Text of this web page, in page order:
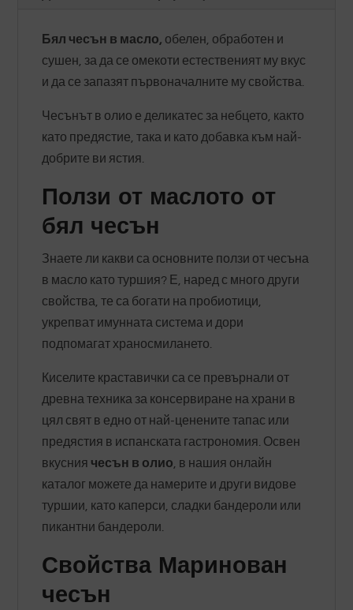
Бял чесън в масло, обелен, обработен и
сушен, за да се омекоти естественият му вкус
и да се запазят първоначалните му свойства.
Чесънът в олио е деликатес за небцето, както
като предястие, така и като добавка към най-
добрите ви ястия.
Ползи от маслото от
бял чесън
Знаете ли какви са основните ползи от чесъна
в масло като туршия? Е, наред с много други
свойства, те са богати на пробиотици,
укрепват имунната система и дори
подпомагат храносмилането.
Киселите краставички са се превърнали от
древна техника за консервиране на храни в
цял свят в едно от най-ценените тапас или
предястия в испанската гастрономия. Освен
вкусния чесън в олио , в нашия онлайн
каталог можете да намерите и други видове
туршии, като каперси, сладки бандероли или
пикантни бандероли.
Свойства Маринован
чесън